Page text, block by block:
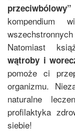
przeciwbólowy
kompendium
Natomiast
wątroby i
pomoże ci
organizmu.
naturalne
profilaktyka
siebie!